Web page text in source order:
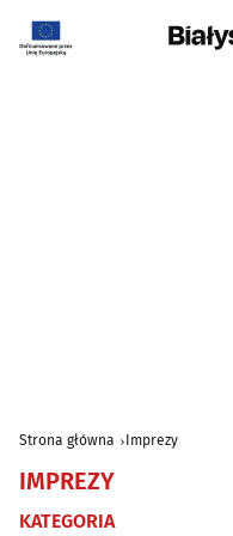
Strona główna Imprezy
IMPREZY
KATEGORIA